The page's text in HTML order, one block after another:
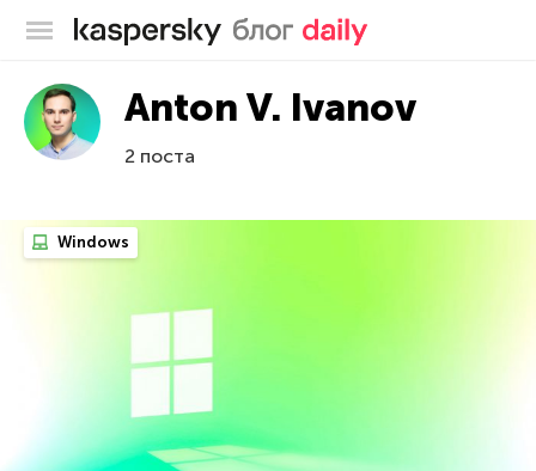
Блог Касперского
Anton V. Ivanov
2 поста
Windows